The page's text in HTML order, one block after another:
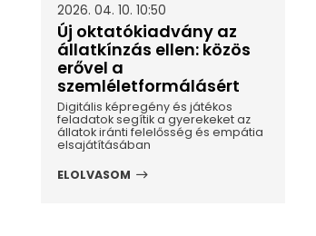
2026. 04. 10. 10:50
Új oktatókiadvány az
állatkínzás ellen: közös
erővel a
szemléletformálásért
Digitális képregény és játékos
feladatok segítik a gyerekeket az
állatok iránti felelősség és empátia
elsajátításában
ELOLVASOM